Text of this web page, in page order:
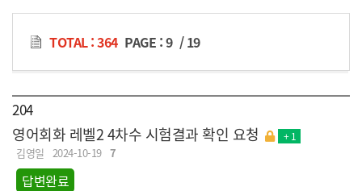
TOTAL : 364 PAGE :9 /19
204
영어회화 레벨2 4차수 시험결과 확인 요청 + 1
김영일 2024-10-19 7
답변완료